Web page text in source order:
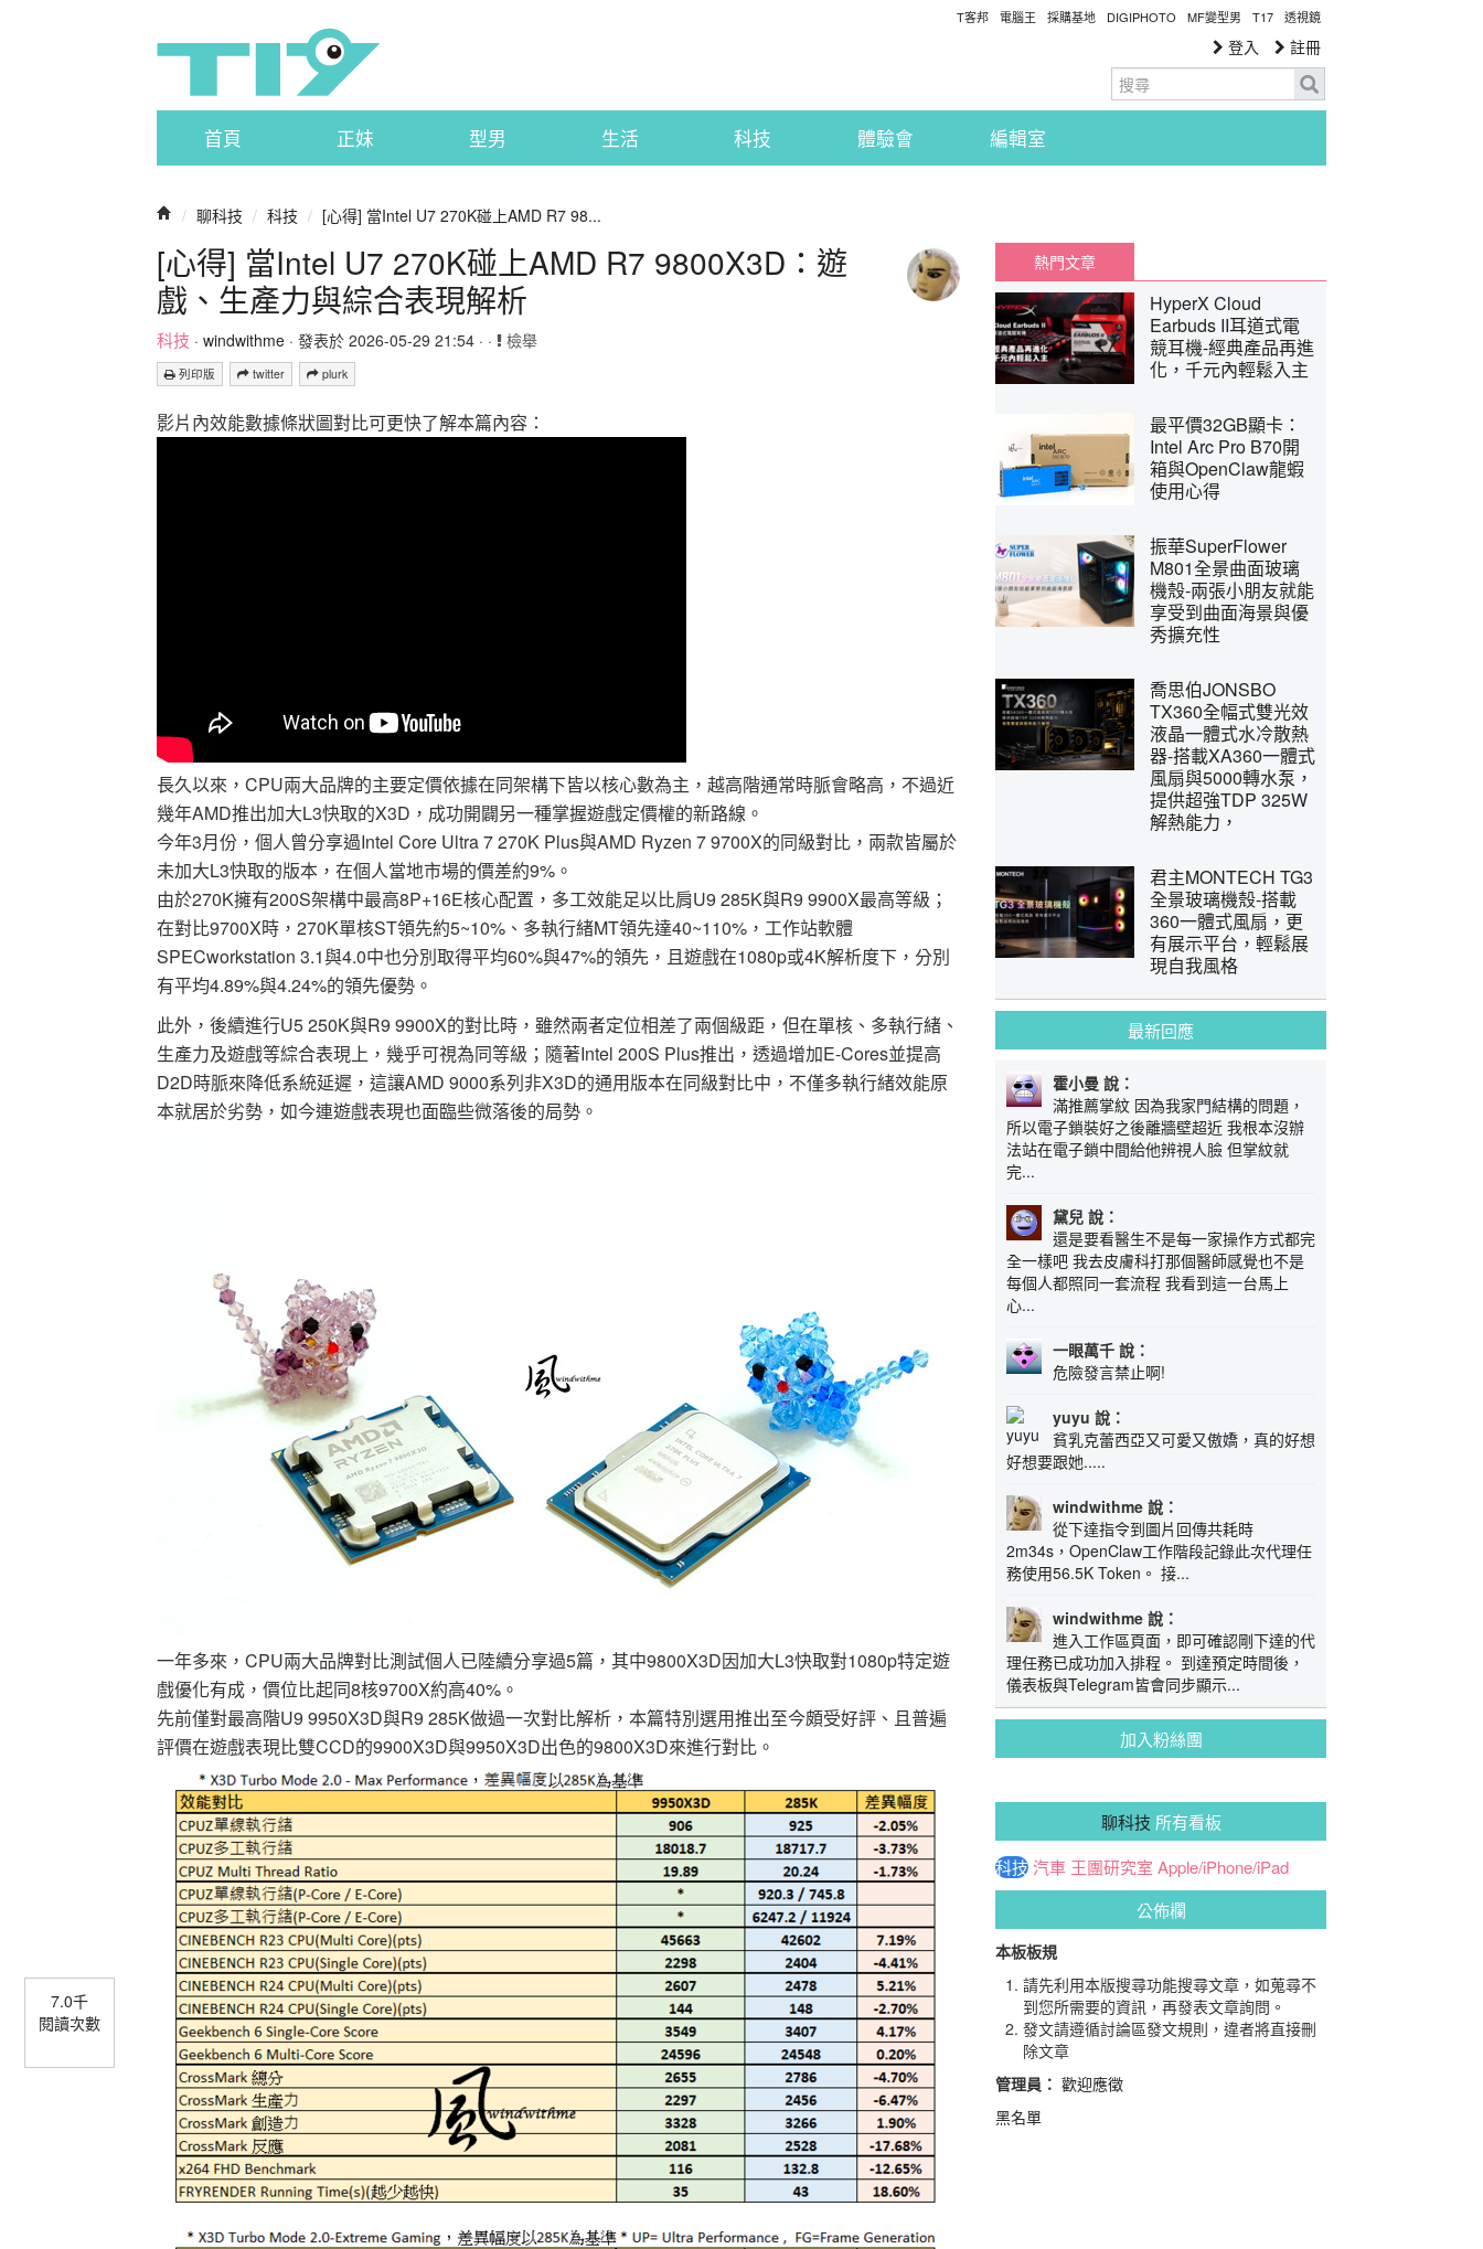
T客邦 電腦王 採購基地 DIGIPHOTO MF變型男 T17 透視鏡
登入 註冊
首頁 正妹 型男 生活 科技 體驗會 編輯室
/ 聊科技 / 科技 / [心得] 當Intel U7 270K碰上AMD R7 98...
[心得] 當Intel U7 270K碰上AMD R7 9800X3D：遊
戲、生產力與綜合表現解析
科技 · windwithme · 發表於 2026-05-29 21:54 · · 檢舉
列印版 twitter plurk
7.0千
閱讀次數
影片內效能數據條狀圖對比可更快了解本篇內容：
長久以來，CPU兩大品牌的主要定價依據在同架構下皆以核心數為主，越高階通常時脈會略高，不過近
幾年AMD推出加大L3快取的X3D，成功開闢另一種掌握遊戲定價權的新路線。
今年3月份，個人曾分享過Intel Core Ultra 7 270K Plus與AMD Ryzen 7 9700X的同級對比，兩款皆屬於
未加大L3快取的版本，在個人當地市場的價差約9%。
由於270K擁有200S架構中最高8P+16E核心配置，多工效能足以比肩U9 285K與R9 9900X最高等級；
在對比9700X時，270K單核ST領先約5~10%、多執行緒MT領先達40~110%，工作站軟體
SPECworkstation 3.1與4.0中也分別取得平均60%與47%的領先，且遊戲在1080p或4K解析度下，分別
有平均4.89%與4.24%的領先優勢。
此外，後續進行U5 250K與R9 9900X的對比時，雖然兩者定位相差了兩個級距，但在單核、多執行緒、
生產力及遊戲等綜合表現上，幾乎可視為同等級；隨著Intel 200S Plus推出，透過增加E-Cores並提高
D2D時脈來降低系統延遲，這讓AMD 9000系列非X3D的通用版本在同級對比中，不僅多執行緒效能原
本就居於劣勢，如今連遊戲表現也面臨些微落後的局勢。
一年多來，CPU兩大品牌對比測試個人已陸續分享過5篇，其中9800X3D因加大L3快取對1080p特定遊
戲優化有成，價位比起同8核9700X約高40%。
先前僅對最高階U9 9950X3D與R9 285K做過一次對比解析，本篇特別選用推出至今頗受好評、且普遍
評價在遊戲表現比雙CCD的9900X3D與9950X3D出色的9800X3D來進行對比。
熱門文章
HyperX Cloud
Earbuds II耳道式電
競耳機-經典產品再進
化，千元內輕鬆入主
最平價32GB顯卡：
Intel Arc Pro B70開
箱與OpenClaw龍蝦
使用心得
振華SuperFlower
M801全景曲面玻璃
機殼-兩張小朋友就能
享受到曲面海景與優
秀擴充性
喬思伯JONSBO
TX360全幅式雙光效
液晶一體式水冷散熱
器-搭載XA360一體式
風扇與5000轉水泵，
提供超強TDP 325W
解熱能力，
君主MONTECH TG3
全景玻璃機殼-搭載
360一體式風扇，更
有展示平台，輕鬆展
現自我風格
最新回應
霍小曼 說：
滿推薦掌紋 因為我家門結構的問題，
所以電子鎖裝好之後離牆壁超近 我根本沒辦
法站在電子鎖中間給他辨視人臉 但掌紋就
完...
黛兒 說：
還是要看醫生不是每一家操作方式都完
全一樣吧 我去皮膚科打那個醫師感覺也不是
每個人都照同一套流程 我看到這一台馬上
心...
一眼萬千 說：
危險發言禁止啊!
yuyu 說：
貧乳克蕾西亞又可愛又傲嬌，真的好想
好想要跟她.....
windwithme 說：
從下達指令到圖片回傳共耗時
2m34s，OpenClaw工作階段記錄此次代理任
務使用56.5K Token。 接...
windwithme 說：
進入工作區頁面，即可確認剛下達的代
理任務已成功加入排程。 到達預定時間後，
儀表板與Telegram皆會同步顯示...
加入粉絲團
聊科技 所有看板
科技汽車 王團研究室 Apple/iPhone/iPad
公佈欄
本板板規
請先利用本版搜尋功能搜尋文章，如蒐尋不
到您所需要的資訊，再發表文章詢問。
發文請遵循討論區發文規則，違者將直接刪
除文章
管理員： 歡迎應徵
黑名單